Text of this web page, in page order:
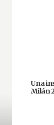
Una
Milán